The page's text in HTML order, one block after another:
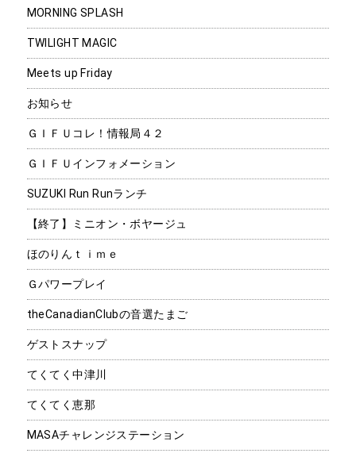
MORNING SPLASH
TWILIGHT MAGIC
Meets up Friday
お知らせ
ＧＩＦＵコレ！情報局４２
ＧＩＦＵインフォメーション
SUZUKI Run Runランチ
【終了】ミニオン・ボヤージュ
ほのりんｔｉｍｅ
Ｇパワープレイ
theCanadianClubの音選たまご
ゲストスナップ
てくてく中津川
てくてく恵那
MASAチャレンジステーション